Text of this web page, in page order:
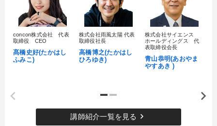
concon株式会社 代表
取締役 CEO
髙橋史好(たかはし
ふみこ)
株式会社雨風太陽 代表
取締役社長
高橋博之(たかはし
ひろゆき)
株式会社サイエンス
ホールディングス 代
表取締役会長
青山恭明(あおやま
やすあき )
講師紹介一覧を見る keyboard_arrow_right